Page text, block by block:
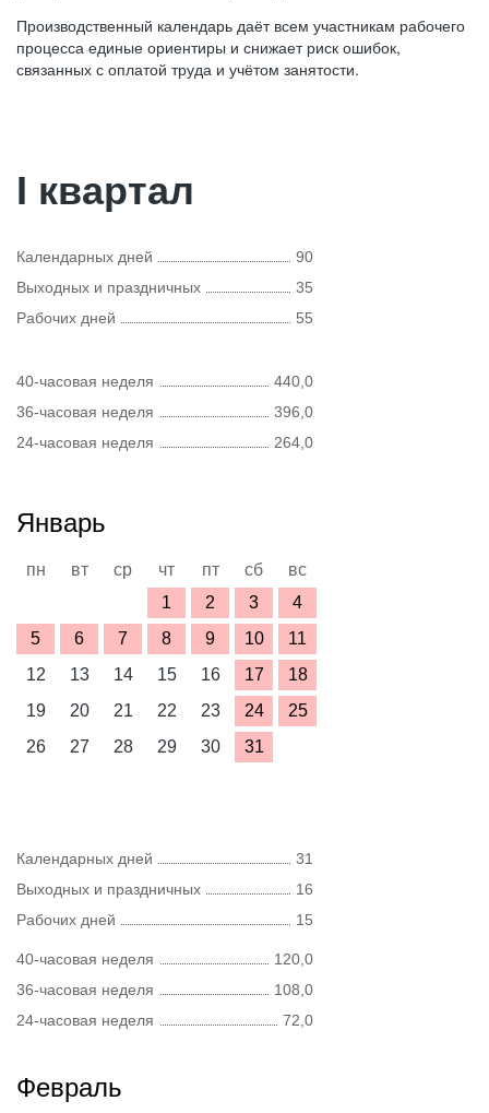
Производственный календарь даёт всем участникам рабочего
процесса единые ориентиры и снижает риск ошибок,
связанных с оплатой труда и учётом занятости.
I квартал
Календарных дней
90
Выходных и праздничных
35
Рабочих дней
55
40-часовая неделя
440,0
36-часовая неделя
396,0
24-часовая неделя
264,0
Январь
пн вт ср чт пт сб
вс
1
2 3
4
5
6 7 8 9 10
11
12
13 14 15 16 17
18
19
20 21 22 23 24
25
26
27 28 29 30 31
Календарных дней
31
Выходных и праздничных
16
Рабочих дней
15
40-часовая неделя
120,0
36-часовая неделя
108,0
24-часовая неделя
72,0
Февраль